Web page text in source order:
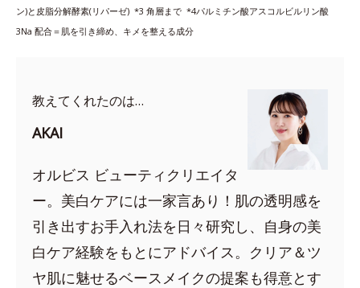
ン)と皮脂分解酵素(リパーゼ) *3 角層まで *4パルミチン酸アスコルビルリン酸
3Na 配合＝肌を引き締め、キメを整える成分
教えてくれたのは…
AKAI
オルビス ビューティクリエイタ
ー。美白ケアには一家言あり！肌の透明感を
引き出すお手入れ法を日々研究し、自身の美
白ケア経験をもとにアドバイス。クリア＆ツ
ヤ肌に魅せるベースメイクの提案も得意とす